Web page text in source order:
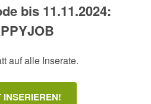
bis 11.11.2024:
auf alle Inserate.
INSERIEREN!